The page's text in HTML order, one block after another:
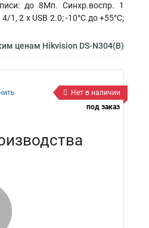
до 8Мп. Синхр.воспр. 1
2 х USB 2.0; -10°C до +55°C;
ценам Hikvision DS-N304(B)
Нет в наличии
под заказ